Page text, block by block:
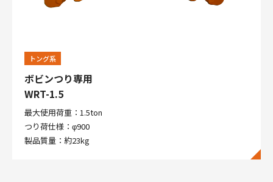
トング系
ボビンつり専用
WRT-1.5
最大使用荷重：1.5ton
つり荷仕様：φ900
製品質量：約23kg